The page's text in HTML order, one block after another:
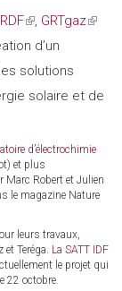
(link
is
external)
, GRTgaz(link
d’un
solutions
solaire et de
d’électrochimie
et plus
Marc Robert et Julien
le magazine Nature
leurs travaux,
Teréga. La SATT IDF
le projet qui
22 octobre.